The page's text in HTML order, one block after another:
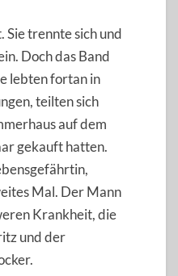
trennte sich und
Doch das Band
lebten fortan in
teilten sich
auf dem
gekauft hatten.
Mal. Der Mann
Krankheit, die
und der